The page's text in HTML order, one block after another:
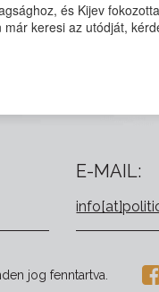
és Kijev
keresi az utódját,
E-MAIL:
jog fenntartva.